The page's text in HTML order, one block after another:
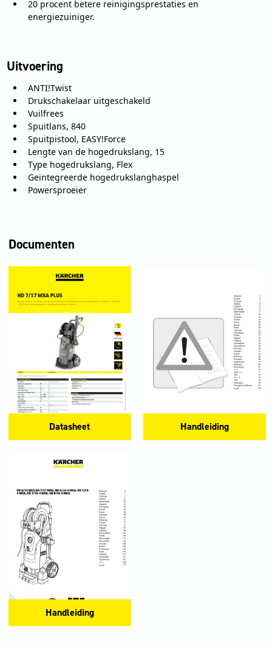
20 procent betere reinigingsprestaties en
energiezuiniger.
Uitvoering
ANTI!Twist
Drukschakelaar uitgeschakeld
Vuilfrees
Spuitlans, 840
Spuitpistool, EASY!Force
Lengte van de hogedrukslang, 15
Type hogedrukslang, Flex
Geïntegreerde hogedrukslanghaspel
Powersproeier
Documenten
Datasheet Handleiding
Handleiding